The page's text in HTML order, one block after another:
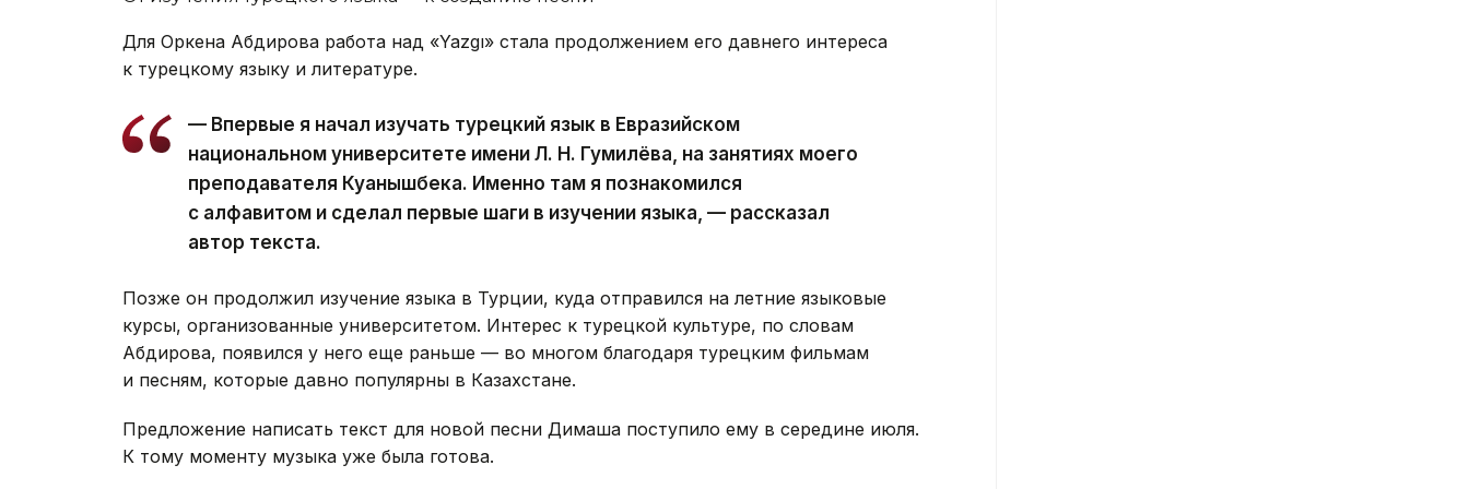
Для Оркена Абдирова работа над «Yazgı» стала продолжением его давнего интереса
к турецкому языку и литературе.
— Впервые я начал изучать турецкий язык в Евразийском
национальном университете имени Л. Н. Гумилёва, на занятиях моего
преподавателя Куанышбека. Именно там я познакомился
с алфавитом и сделал первые шаги в изучении языка, — рассказал
автор текста.
Позже он продолжил изучение языка в Турции, куда отправился на летние языковые
курсы, организованные университетом. Интерес к турецкой культуре, по словам
Абдирова, появился у него еще раньше — во многом благодаря турецким фильмам
и песням, которые давно популярны в Казахстане.
Предложение написать текст для новой песни Димаша поступило ему в середине июля.
К тому моменту музыка уже была готова.